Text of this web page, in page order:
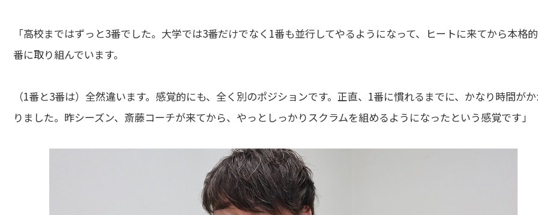
「高校まではずっと3番でした。大学では3番だけでなく1番も並行してやるようになって、ヒートに来てから本格
番に取り組んでいます。
（1番と3番は）全然違います。感覚的にも、全く別のポジションです。正直、1番に慣れるまでに、かなり時間が
りました。昨シーズン、斎藤コーチが来てから、やっとしっかりスクラムを組めるようになったという感覚です」